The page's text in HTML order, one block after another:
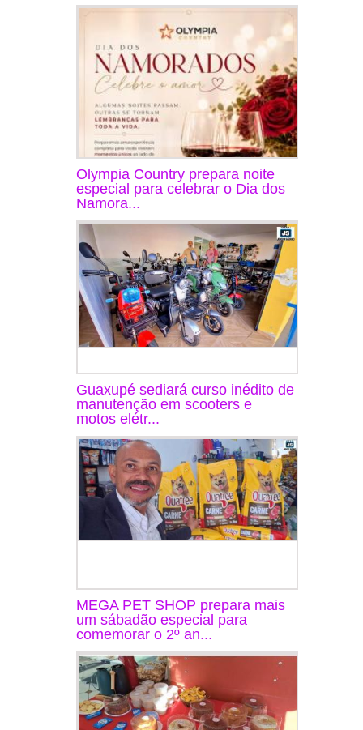
Olympia Country prepara noite
especial para celebrar o Dia dos
Namora...
Guaxupé sediará curso inédito de
manutenção em scooters e
motos elétr...
MEGA PET SHOP prepara mais
um sábadão especial para
comemorar o 2º an...